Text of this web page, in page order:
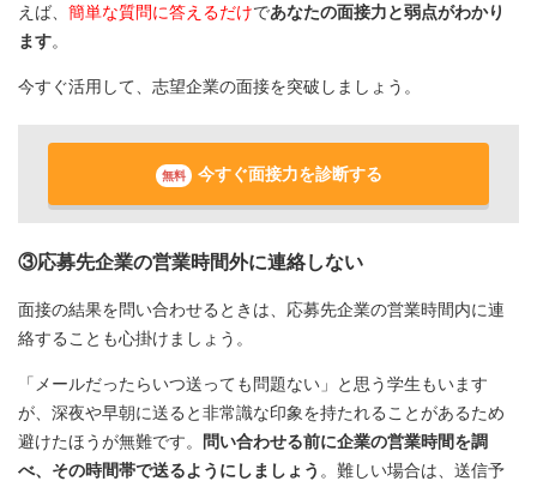
えば、 簡単な質問に答えるだけであなたの面接力と弱点がわかり
ます。
今すぐ活用して、志望企業の面接を突破しましょう。
無料 今すぐ面接力を診断する
③応募先企業の営業時間外に連絡しない
面接の結果を問い合わせるときは、応募先企業の営業時間内に連
絡することも心掛けましょう。
「メールだったらいつ送っても問題ない」と思う学生もいます
が、深夜や早朝に送ると非常識な印象を持たれることがあるため
避けたほうが無難です。
問い合わせる前に企業の営業時間を調
べ、その時間帯で送るようにしましょう 。難しい場合は、送信予